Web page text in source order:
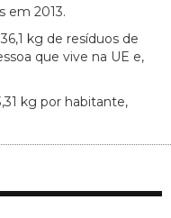
em 2013.
kg de resíduos de
que vive na UE e,
kg por habitante,